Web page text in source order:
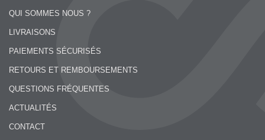
QUI SOMMES NOUS ?
LIVRAISONS
PAIEMENTS SÉCURISÉS
RETOURS ET REMBOURSEMENTS
QUESTIONS FRÉQUENTES
ACTUALITÉS
CONTACT